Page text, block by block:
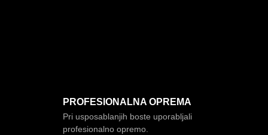
PROFESIONALNA OPREMA
Pri usposablanjih boste uporabljali
profesionalno opremo.